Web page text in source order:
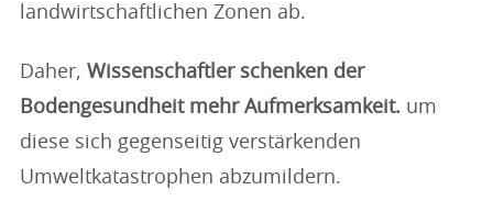
landwirtschaftlichen Zonen ab.
Daher, Wissenschaftler schenken der
Bodengesundheit mehr Aufmerksamkeit. um
diese sich gegenseitig verstärkenden
Umweltkatastrophen abzumildern.